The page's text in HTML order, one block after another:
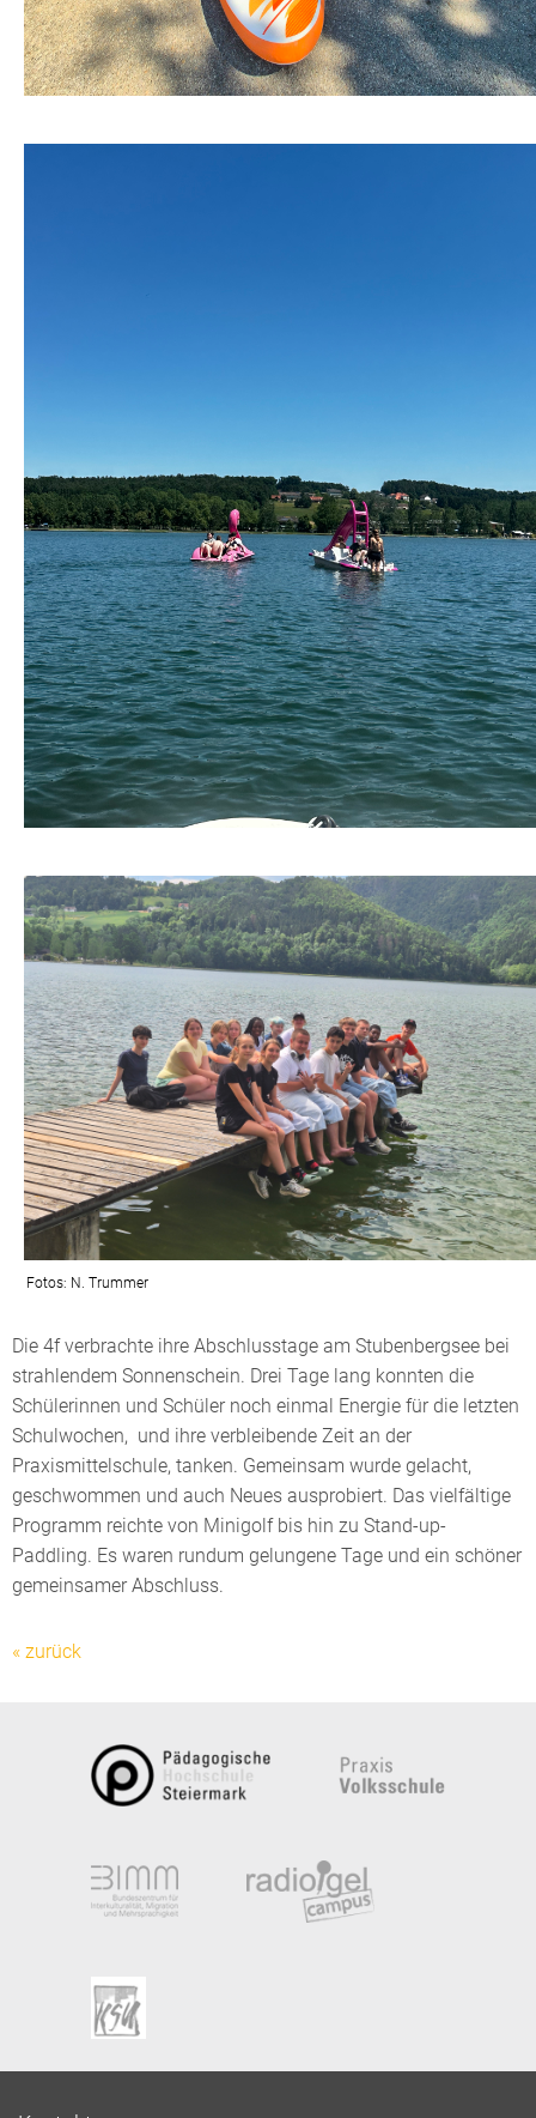
Fotos: N. Trummer
Die 4f verbrachte ihre Abschlusstage am Stubenbergsee bei
strahlendem Sonnenschein. Drei Tage lang konnten die
Schülerinnen und Schüler noch einmal Energie für die letzten
Schulwochen, und ihre verbleibende Zeit an der
Praxismittelschule, tanken. Gemeinsam wurde gelacht,
geschwommen und auch Neues ausprobiert. Das vielfältige
Programm reichte von Minigolf bis hin zu Stand-up-
Paddling. Es waren rundum gelungene Tage und ein schöner
gemeinsamer Abschluss.
« zurück